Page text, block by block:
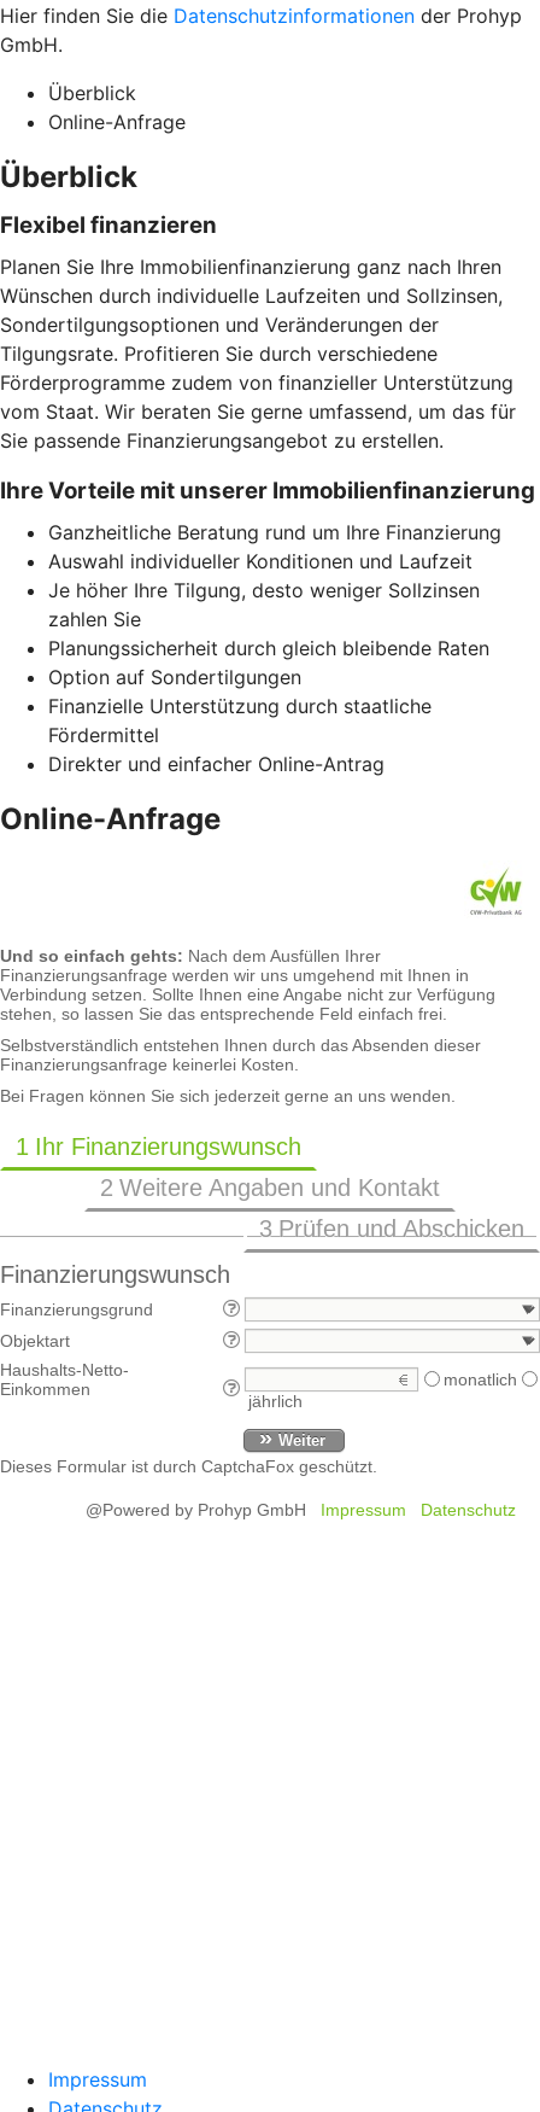
Hier finden Sie die Datenschutzinformationen der Prohyp
GmbH.
Überblick
Online-Anfrage
Überblick
Flexibel finanzieren
Planen Sie Ihre Immobilienfinanzierung ganz nach Ihren
Wünschen durch individuelle Laufzeiten und Sollzinsen,
Sondertilgungsoptionen und Veränderungen der
Tilgungsrate. Profitieren Sie durch verschiedene
Förderprogramme zudem von finanzieller Unterstützung
vom Staat. Wir beraten Sie gerne umfassend, um das für
Sie passende Finanzierungsangebot zu erstellen.
Ihre Vorteile mit unserer Immobilienfinanzierung
Ganzheitliche Beratung rund um Ihre Finanzierung
Auswahl individueller Konditionen und Laufzeit
Je höher Ihre Tilgung, desto weniger Sollzinsen
zahlen Sie
Planungssicherheit durch gleich bleibende Raten
Option auf Sondertilgungen
Finanzielle Unterstützung durch staatliche
Fördermittel
Direkter und einfacher Online-Antrag
Online-Anfrage
Impressum